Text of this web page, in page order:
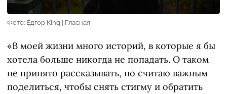
Фото: Ёдгор King | Гласная
«В моей жизни много историй, в которые я бы
хотела больше никогда не попадать. О таком
не принято рассказывать, но считаю важным
поделиться, чтобы снять стигму и обратить